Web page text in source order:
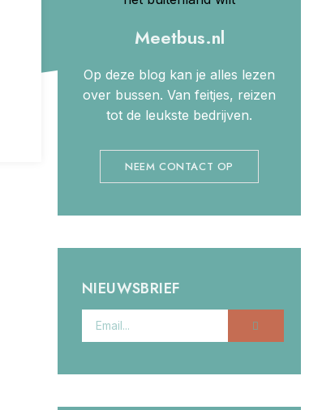
Meetbus.nl
Op deze blog kan je alles lezen
over bussen. Van feitjes, reizen
tot de leukste bedrijven.
NEEM CONTACT OP
NIEUWSBRIEF